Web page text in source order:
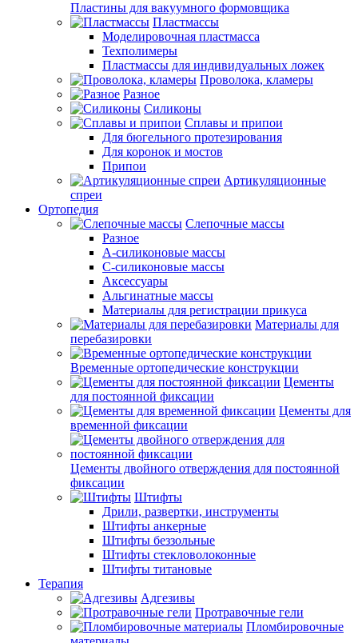
Пластины для вакуумного формовщика
Пластмассы
Моделировочная пластмасса
Техполимеры
Пластмассы для индивидуальных ложек
Проволока, кламеры
Разное
Силиконы
Сплавы и припои
Для бюгельного протезирования
Для коронок и мостов
Припои
Артикуляционные
спреи
Ортопедия
Слепочные массы
Разное
А-силиконовые массы
С-силиконовые массы
Аксессуары
Альгинатные массы
Материалы для регистрации прикуса
Материалы для
перебазировки
Временные ортопедические конструкции
Цементы
для постоянной фиксации
Цементы для
временной фиксации
Цементы двойного отверждения для постоянной
фиксации
Штифты
Дрили, развертки, инструменты
Штифты анкерные
Штифты беззольные
Штифты стекловолоконные
Штифты титановые
Терапия
Адгезивы
Протравочные гели
Пломбировочные